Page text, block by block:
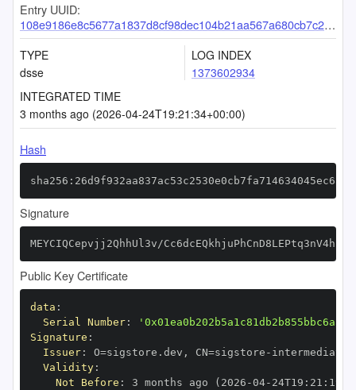
Entry UUID:
108e9186e8c5677a1837d8cf98dec104b21aa567a680cb7c27a5431ea38785f424216512e3c8bfcd
TYPE
dsse
LOG INDEX
1373602934
INTEGRATED TIME
3 months ago (2026-04-24T19:21:34+00:00)
Hash
Signature
MEYCIQCepvjj2QhhUl3v/
Public Key Certificate
data :
Serial Number:
Signature :
Issuer: O=sigstore.dev , CN=sigstore -
Validity:
Not Before : 3 months ago (2026 -04- 24T19 : 21 :